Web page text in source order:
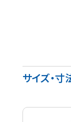
サイズ・